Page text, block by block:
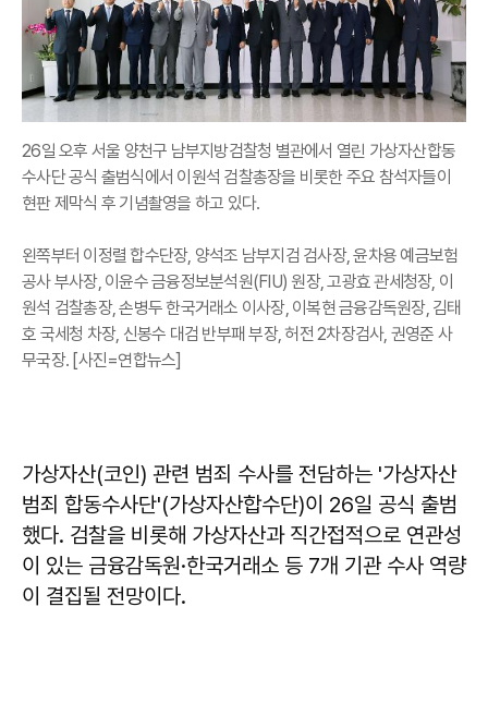
26일 오후 서울 양천구 남부지방검찰청 별관에서 열린 가상자산합동
수사단 공식 출범식에서 이원석 검찰총장을 비롯한 주요 참석자들이
현판 제막식 후 기념촬영을 하고 있다.
왼쪽부터 이정렬 합수단장, 양석조 남부지검 검사장, 윤차용 예금보험
공사 부사장, 이윤수 금융정보분석원(FIU) 원장, 고광효 관세청장, 이
원석 검찰총장, 손병두 한국거래소 이사장, 이복현 금융감독원장, 김태
호 국세청 차장, 신봉수 대검 반부패 부장, 허전 2차장검사, 권영준 사
무국장. [사진=연합뉴스]
가상자산(코인) 관련 범죄 수사를 전담하는 '가상자산
범죄 합동수사단'(가상자산합수단)이 26일 공식 출범
했다. 검찰을 비롯해 가상자산과 직간접적으로 연관성
이 있는 금융감독원·한국거래소 등 7개 기관 수사 역량
이 결집될 전망이다.